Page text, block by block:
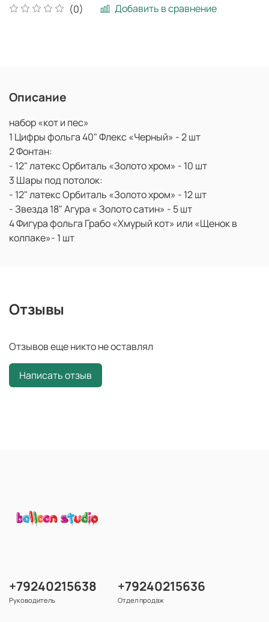
(0) Добавить в сравнение
Описание
набор «кот и пес»
1 Цифры фольга 40" Флекс «Черный» - 2 шт
2 Фонтан:
- 12" латекс Орбиталь «Золото хром» - 10 шт
3 Шары под потолок:
- 12" латекс Орбиталь «Золото хром» - 12 шт
- Звезда 18" Агура « Золото сатин» - 5 шт
4 Фигура фольга Грабо «Хмурый кот» или «Щенок в
колпаке»- 1 шт
Отзывы
Отзывов еще никто не оставлял
Написать отзыв
+79240215638
Руководитель
+79240215636
Отдел продаж